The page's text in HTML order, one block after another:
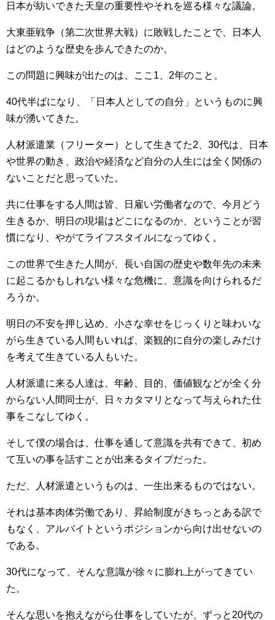
日本が紡いできた天皇の重要性やそれを巡る様々な議論。
大東亜戦争（第二次世界大戦）に敗戦したことで、日本人
はどのような歴史を歩んできたのか。
この問題に興味が出たのは、ここ1、2年のこと。
40代半ばになり、「日本人としての自分」というものに興
味が湧いてきた。
人材派遣業（フリーター）として生きてた2、30代は、日本
や世界の動き、政治や経済など自分の人生には全く関係の
ないことだと思っていた。
共に仕事をする人間は皆、日雇い労働者なので、今月どう
生きるか、明日の現場はどこになるのか、ということが習
慣になり、やがてライフスタイルになってゆく。
この世界で生きた人間が、長い自国の歴史や数年先の未来
に起こるかもしれない様々な危機に、意識を向けられるだ
ろうか。
明日の不安を押し込め、小さな幸せをじっくりと味わいな
がら生きている人間もいれば、楽観的に自分の楽しみだけ
を考えて生きている人もいた。
人材派遣に来る人達は、年齢、目的、価値観などが全く分
からない人間同士が、日々カタマリとなって与えられた仕
事をこなしてゆく。
そして僕の場合は、仕事を通して意識を共有できて、初め
て互いの事を話すことが出来るタイプだった。
ただ、人材派遣というものは、一生出来るものではない。
それは基本肉体労働であり、昇給制度がきちっとある訳で
もなく、アルバイトというポジションから向け出せないの
である。
30代になって、そんな意識が徐々に膨れ上がってきてい
た。
そんな思いを抱えながら仕事をしていたが、ずっと20代の